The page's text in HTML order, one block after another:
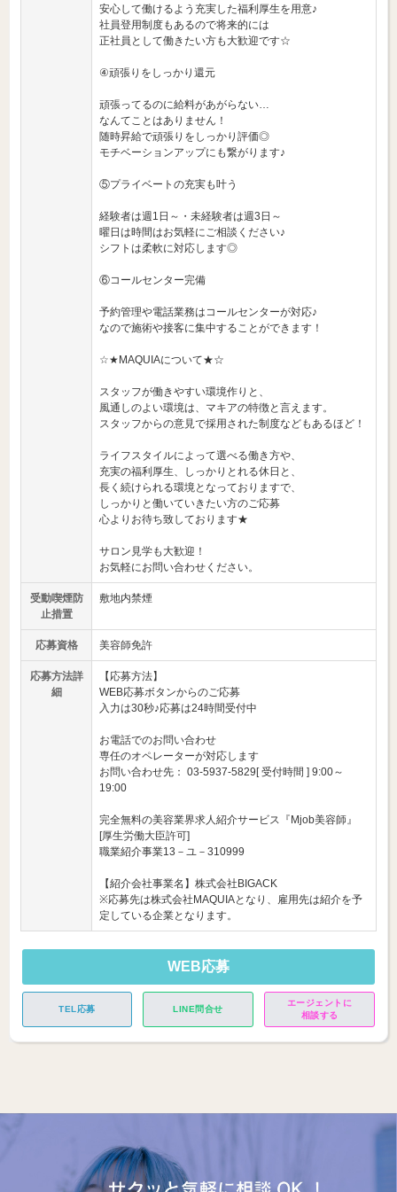
安心して働けるよう充実した福利厚生を用意♪
社員登用制度もあるので将来的には
正社員として働きたい方も大歓迎です☆
④頑張りをしっかり還元
頑張ってるのに給料があがらない…
なんてことはありません！
随時昇給で頑張りをしっかり評価◎
モチベーションアップにも繋がります♪
⑤プライベートの充実も叶う
経験者は週1日～・未経験者は週3日～
曜日は時間はお気軽にご相談ください♪
シフトは柔軟に対応します◎
⑥コールセンター完備
予約管理や電話業務はコールセンターが対応♪
なので施術や接客に集中することができます！
☆★MAQUIAについて★☆
スタッフが働きやすい環境作りと、
風通しのよい環境は、マキアの特徴と言えます。
スタッフからの意見で採用された制度などもあるほど！
ライフスタイルによって選べる働き方や、
充実の福利厚生、しっかりとれる休日と、
長く続けられる環境となっておりますで、
しっかりと働いていきたい方のご応募
心よりお待ち致しております★
サロン見学も大歓迎！
お気軽にお問い合わせください。
受動喫煙防
止措置
敷地内禁煙
応募資格 美容師免許
応募方法詳
細
【応募方法】
WEB応募ボタンからのご応募
入力は30秒♪応募は24時間受付中
お電話でのお問い合わせ
専任のオペレーターが対応します
お問い合わせ先： 03-5937-5829[ 受付時間 ] 9:00～
19:00
完全無料の美容業界求人紹介サービス『Mjob美容師』
[厚生労働大臣許可]
職業紹介事業13－ユ－310999
【紹介会社事業名】株式会社BIGACK
※応募先は株式会社MAQUIAとなり、雇用先は紹介を予
定している企業となります。
WEB応募
TEL応募 LINE問合せ
エージェントに
相談する